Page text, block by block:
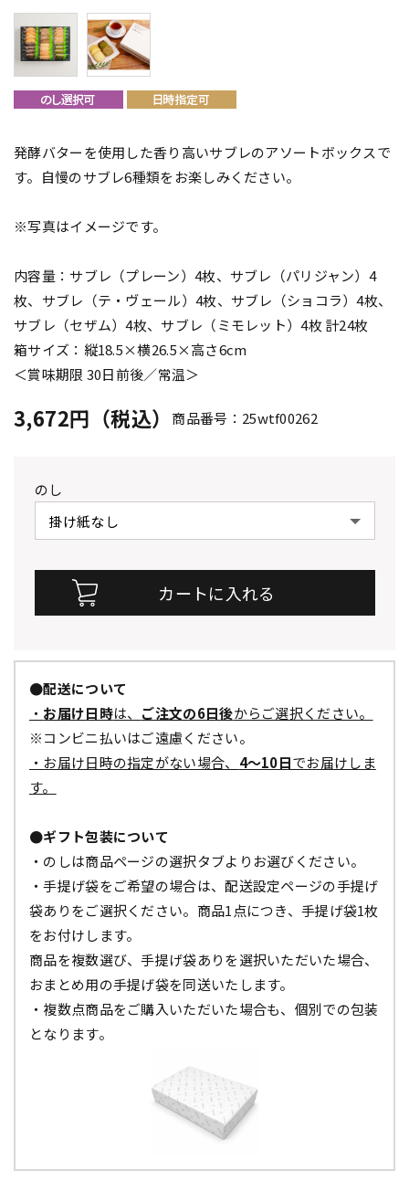
発酵バターを使用した香り高いサブレのアソートボックスで
す。自慢のサブレ6種類をお楽しみください。
※写真はイメージです。
内容量：サブレ（プレーン）4枚、サブレ（パリジャン）4
枚、サブレ（テ・ヴェール）4枚、サブレ（ショコラ）4枚、
サブレ（セザム）4枚、サブレ（ミモレット）4枚 計24枚
箱サイズ：縦18.5×横26.5×高さ6cm
＜賞味期限 30日前後／常温＞
3,672円（税込） 商品番号：25wtf00262
のし
●配送について
・ お届け日時は、 ご注文の6日後からご選択ください。
※コンビニ払いはご遠慮ください。
・お届け日時の指定がない場合、 4～10日でお届けしま
す。
●ギフト包装について
・のしは商品ページの選択タブよりお選びください。
・手提げ袋をご希望の場合は、配送設定ページの手提げ
袋ありをご選択ください。商品1点につき、手提げ袋1枚
をお付けします。
商品を複数選び、手提げ袋ありを選択いただいた場合、
おまとめ用の手提げ袋を同送いたします。
・複数点商品をご購入いただいた場合も、個別での包装
となります。